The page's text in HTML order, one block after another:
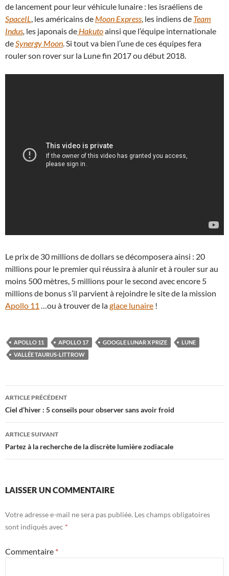
de lancement pour leur véhicule lunaire : les israéliens de
SpaceIL, les américains de Moon Express, les indiens de Team
Indus, les japonais de Hakutoainsi que l’équipe internationale
deSynergy Moon. Si tout va bien l’une de ces équipes fera
rouler son rover sur la Lune fin 2017 ou début 2018.
Le prix de 30 millions de dollars se décomposera ainsi : 20
millions pour le premier qui réussira à alunir et à rouler sur au
moins 500 mètres, 5 millions pour le second avec encore 5
millions de bonus s’il parvient à rejoindre le site de la mission
Apollo 11 …ou à trouver de laglace lunaire !
APOLLO 11 APOLLO 17 GOOGLE LUNAR X PRIZE
LUNE
VALLÉE TAURUS-LITTROW
Navigation
des
articles
ARTICLE PRÉCÉDENT
Ciel d’hiver : 5 conseils pour observer sans avoir froid
ARTICLE SUIVANT
Partez à la recherche de la discrète lumière zodiacale
LAISSER UN COMMENTAIRE
Votre adresse e-mail ne sera pas publiée. Les champs obligatoires
sont indiqués avec *
Commentaire *